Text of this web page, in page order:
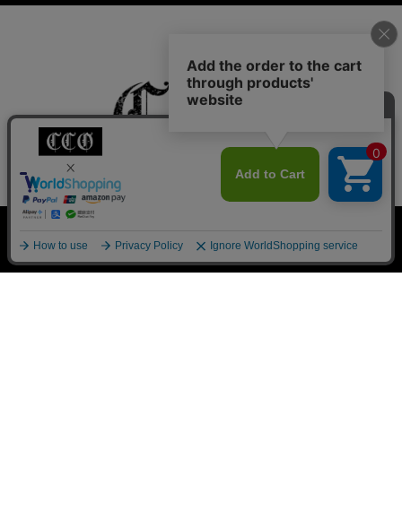
検索
Pack T-shirt 大きめ Ｖネック ヴィンテージ
私たちについて
会員サービスについて
ブログ
お問い合わせ
プライバシーポリシー
特定商取引法に基づく表記